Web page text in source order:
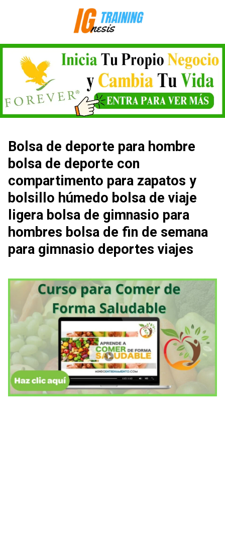
Bolsa de deporte para hombre
bolsa de deporte con
compartimento para zapatos y
bolsillo húmedo bolsa de viaje
ligera bolsa de gimnasio para
hombres bolsa de fin de semana
para gimnasio deportes viajes